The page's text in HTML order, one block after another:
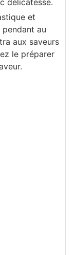
délicatesse.
et
au
aux saveurs
le préparer